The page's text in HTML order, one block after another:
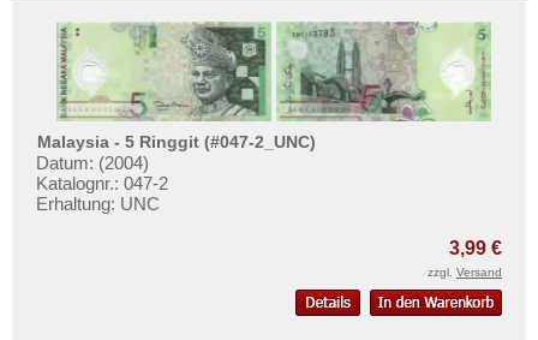
Malaysia - 5 Ringgit (#047-2_UNC)
Datum: (2004)
Katalognr.: 047-2
Erhaltung: UNC
3,99 €
zzgl. Versand